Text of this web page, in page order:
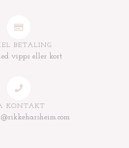
BETALING
vipps eller kort
KONTAKT